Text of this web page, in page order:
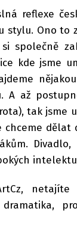
reflexe
stylu. Ono to
společně
kde jsme
A až
tak jsme
chceme dělat
Divadlo,
dramatika,